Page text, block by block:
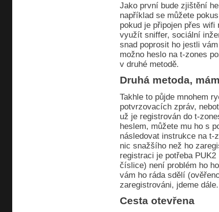
Jako první bude zjištění
například se můžete
pokud je připojen přes
využít sniffer, sociální
snad poprosit ho jestli
možno heslo na t-zones
v druhé metodě.
Druhá metoda,
Takhle to půjde mnohem
potvrzovacích zpráv,
už je registrován do t-
heslem, můžete mu ho s
následovat instrukce na t-
nic snažšího než ho
registraci je potřeba
číslice) není problém ho
vám ho ráda sdělí
zaregistrováni, jdeme dále.
Cesta otevřena